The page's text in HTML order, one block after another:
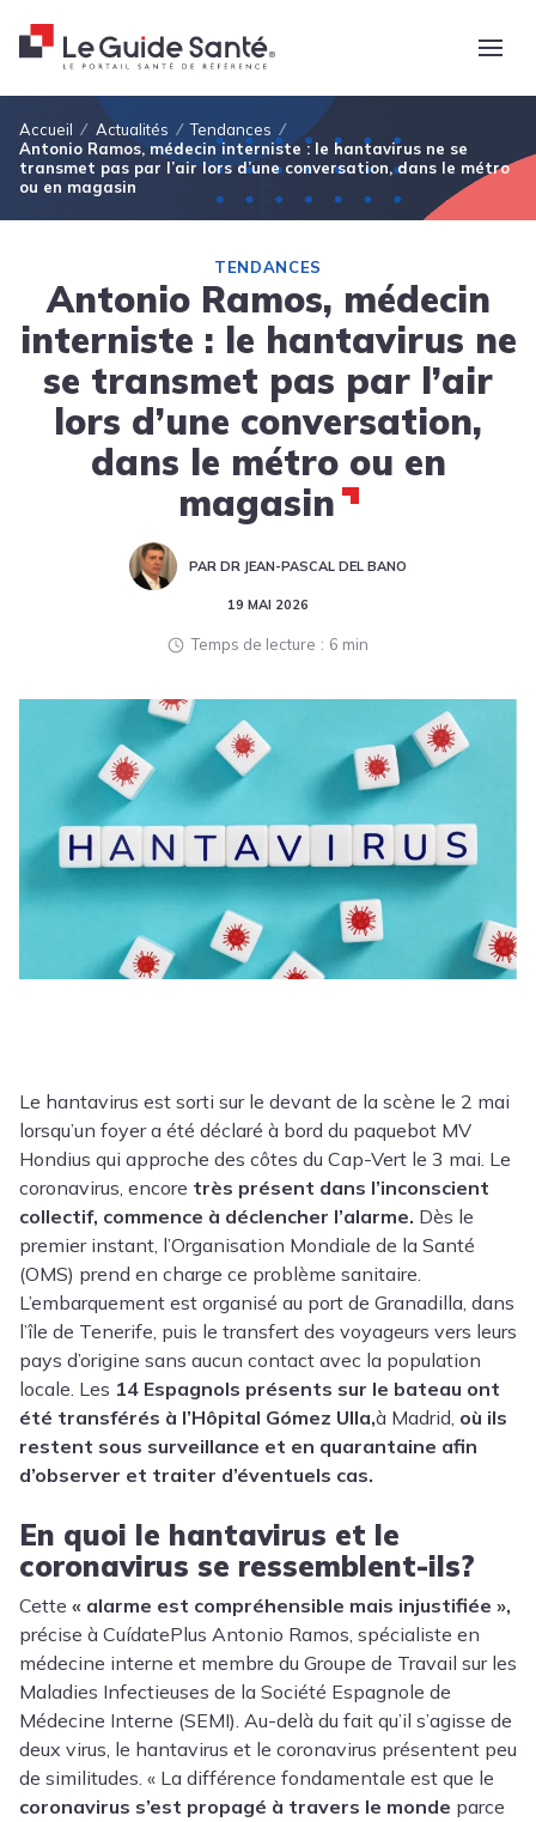
Fil d'Ariane
Accueil Actualités
Tendances
Antonio Ramos, médecin interniste : le hantavirus ne se
transmet pas par l’air lors d’une conversation, dans le métro
ou en magasin
TENDANCES
Antonio Ramos, médecin
interniste : le hantavirus ne
se transmet pas par l’air
lors d’une conversation,
dans le métro ou en
magasin
PAR DR JEAN-PASCAL DEL BANO
19 MAI 2026
Temps de lecture 6 min
Le hantavirus est sorti sur le devant de la scène le 2 mai
lorsqu’un foyer a été déclaré à bord du paquebot MV
Hondius qui approche des côtes du Cap-Vert le 3 mai. Le
coronavirus , encore très présent dans l’inconscient
collectif, commence à déclencher l’alarme. Dès le
premier instant, l’Organisation Mondiale de la Santé
(OMS) prend en charge ce problème sanitaire.
L’embarquement est organisé au port de Granadilla, dans
l’île de Tenerife, puis le transfert des voyageurs vers leurs
pays d’origine sans aucun contact avec la population
locale. Les 14 Espagnols présents sur le bateau ont
été transférés à l’Hôpital Gómez Ulla,à Madrid, où ils
restent sous surveillance et en quarantaine afin
d’observer et traiter d’éventuels cas.
En quoi le hantavirus et le
coronavirus se ressemblent-ils?
Cette « alarme est compréhensible mais injustifiée »,
précise à CuídatePlus Antonio Ramos, spécialiste en
médecine interne et membre du Groupe de Travail sur les
Maladies Infectieuses de la Société Espagnole de
Médecine Interne (SEMI). Au-delà du fait qu’il s’agisse de
deux virus, le hantavirus et le coronavirus présentent peu
de similitudes. « La différence fondamentale est que le
coronavirus s’est propagé à travers le monde parce